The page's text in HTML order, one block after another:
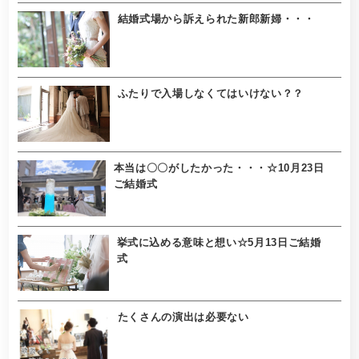
結婚式場から訴えられた新郎新婦・・・
ふたりで入場しなくてはいけない？？
本当は〇〇がしたかった・・・☆10月23日
ご結婚式
挙式に込める意味と想い☆5月13日ご結婚
式
たくさんの演出は必要ない